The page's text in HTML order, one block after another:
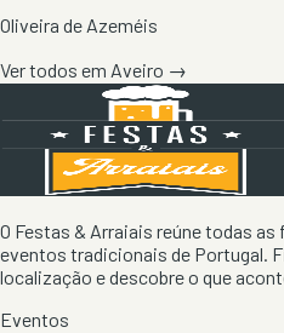
Oliveira de Azeméis
Ver todos em Aveiro →
O Festas & Arraiais reúne todas
eventos tradicionais de Portugal.
localização e descobre o que
Eventos